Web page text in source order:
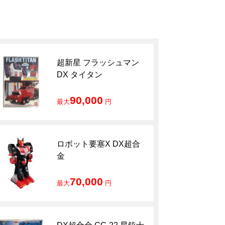
超新星 フラッシュマン
DX タイタン
最大90,000 円
ロボット要塞X DX超合
金
最大70,000 円